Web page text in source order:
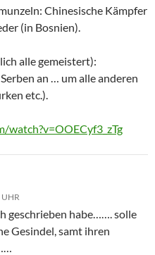
Chinesische Kämpfer
(in Bosnien).
alle gemeistert):
an … um alle anderen
etc.).
geschrieben habe……. solle
Gesindel, samt ihren